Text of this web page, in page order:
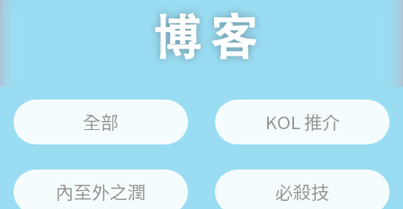
全部 KOL 推介
內至外之潤 必殺技